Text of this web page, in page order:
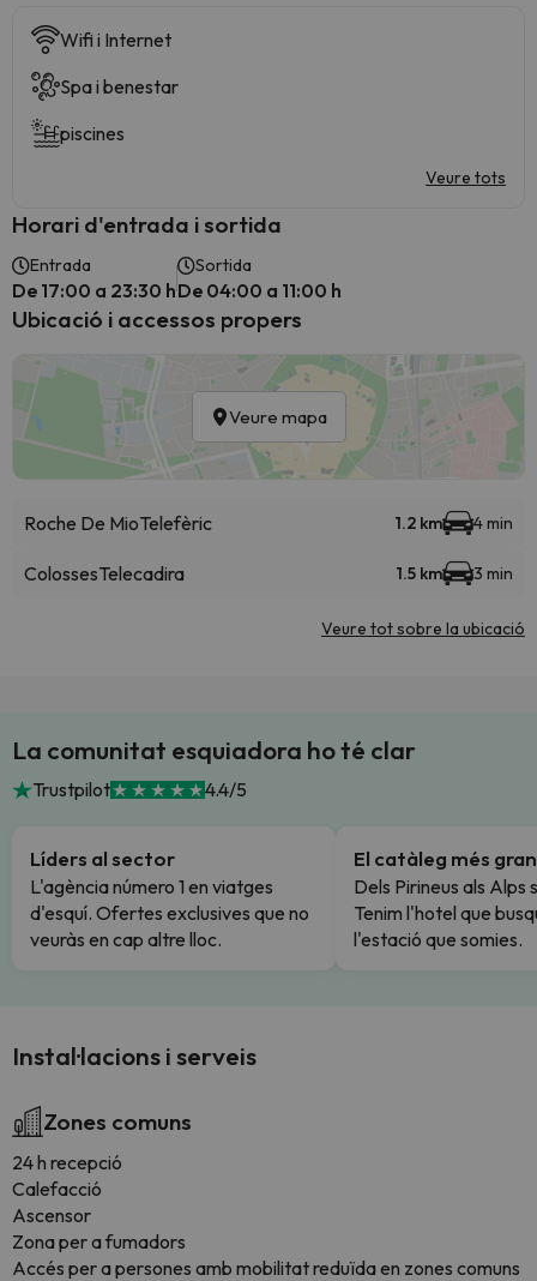
Wifi i Internet
Spa i benestar
piscines
Veure tots
Horari d'entrada i sortida
Entrada
De 17:00 a 23:30 h
Sortida
De 04:00 a 11:00 h
Ubicació i accessos propers
Veure mapa
Roche De MioTelefèric 1.2 km 4 min
ColossesTelecadira 1.5 km 3 min
Veure tot sobre la ubicació
La comunitat esquiadora ho té clar
Trustpilot 4.4/5
Líders al sector
L'agència número 1 en viatges
d'esquí. Ofertes exclusives que no
veuràs en cap altre lloc.
El catàleg més gran
Dels Pirineus als Alps
Tenim l'hotel que
l'estació que somies.
Instal·lacions i serveis
Zones comuns
24 h recepció
Calefacció
Ascensor
Zona per a fumadors
Accés per a persones amb mobilitat reduïda en zones comuns